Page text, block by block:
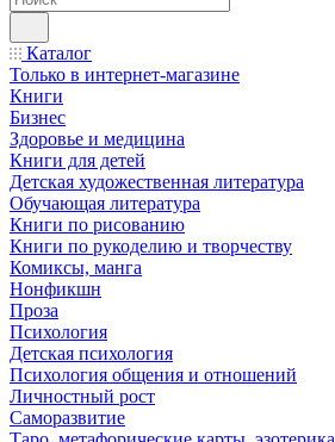
Каталог
Только в интернет-магазине
Книги
Бизнес
Здоровье и медицина
Книги для детей
Детская художественная литература
Обучающая литература
Книги по рисованию
Книги по рукоделию и творчеству
Комиксы, манга
Нонфикшн
Проза
Психология
Детская психология
Психология общения и отношений
Личностный рост
Саморазвитие